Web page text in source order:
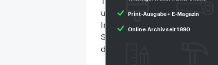
Print-Ausgabe + E-Magazin
Online-Archiv seit 1990
und liefern konkrete Impulse
Inszenierung. Im Mittelpunkt
Selbstversorgung und
durch Balkon-Gespräche und